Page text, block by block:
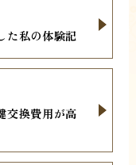
た私の体験記
交換費用が高